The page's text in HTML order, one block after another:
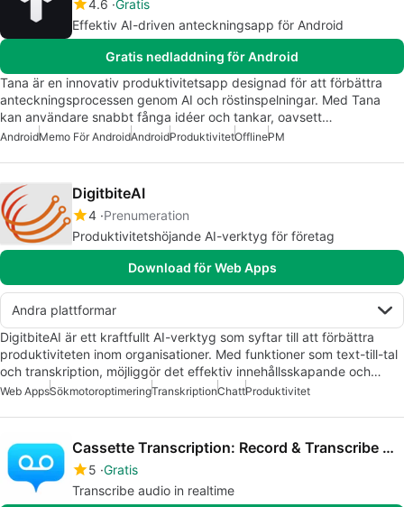
4.6 Gratis
Effektiv AI-driven anteckningsapp för Android
Gratis nedladdning för Android
Tana är en innovativ produktivitetsapp designad för att förbättra
anteckningsprocessen genom AI och röstinspelningar. Med Tana
kan användare snabbt fånga idéer och tankar, oavsett…
AndroidMemo För AndroidAndroidProduktivitetOfflinePM
DigitbiteAI
4 Prenumeration
Produktivitetshöjande AI-verktyg för företag
Download för Web Apps
Andra plattformar
DigitbiteAI är ett kraftfullt AI-verktyg som syftar till att förbättra
produktiviteten inom organisationer. Med funktioner som text-till-tal
och transkription, möjliggör det effektiv innehållsskapande och…
Web AppsSökmotoroptimeringTranskriptionChattProduktivitet
Cassette Transcription: Record & Transcribe Audio
5 Gratis
Transcribe audio in realtime